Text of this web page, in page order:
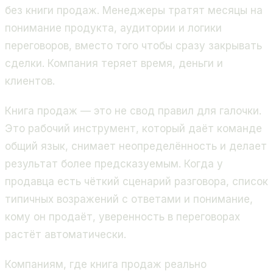
без книги продаж. Менеджеры тратят месяцы на
понимание продукта, аудитории и логики
переговоров, вместо того чтобы сразу закрывать
сделки. Компания теряет время, деньги и
клиентов.
Книга продаж — это не свод правил для галочки.
Это рабочий инструмент, который даёт команде
общий язык, снимает неопределённость и делает
результат более предсказуемым. Когда у
продавца есть чёткий сценарий разговора, список
типичных возражений с ответами и понимание,
кому он продаёт, уверенность в переговорах
растёт автоматически.
Компаниям, где книга продаж реально